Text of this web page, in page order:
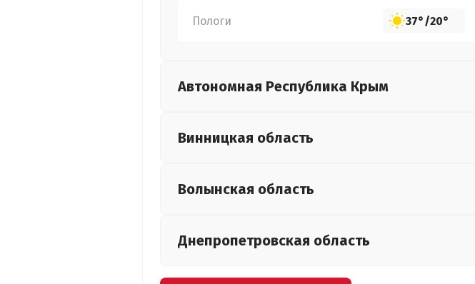
Пологи 37°/20°
Автономная Республика Крым
Винницкая область
Волынская область
Днепропетровская область